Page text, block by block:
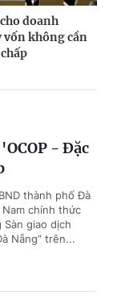
doanh
vốn không cần
- Đặc
thành phố Đà
chính thức
giao dịch
Nẵng” trên...